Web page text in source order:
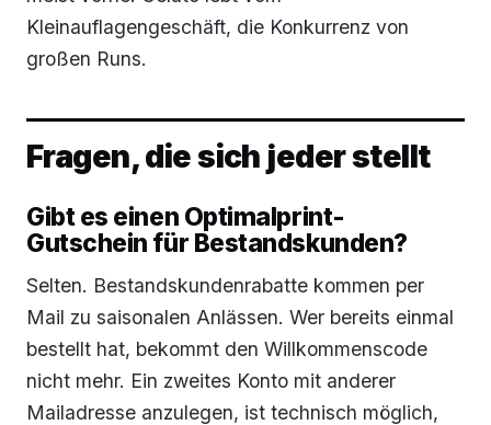
Kleinauflagengeschäft, die Konkurrenz von
großen Runs.
Fragen, die sich jeder stellt
Gibt es einen Optimalprint-
Gutschein für Bestandskunden?
Selten. Bestandskundenrabatte kommen per
Mail zu saisonalen Anlässen. Wer bereits einmal
bestellt hat, bekommt den Willkommenscode
nicht mehr. Ein zweites Konto mit anderer
Mailadresse anzulegen, ist technisch möglich,